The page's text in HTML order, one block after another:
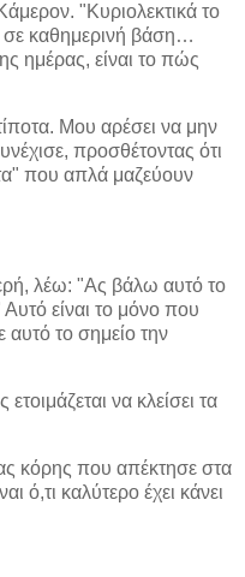
"Κυριολεκτικά το
σε καθημερινή βάση…
ημέρας, είναι το πώς
Μου αρέσει να μην
προσθέτοντας ότι
που απλά μαζεύουν
λέω: "Ας βάλω αυτό το
είναι το μόνο που
το σημείο την
να κλείσει τα
κόρης που απέκτησε στα
ό,τι καλύτερο έχει κάνει